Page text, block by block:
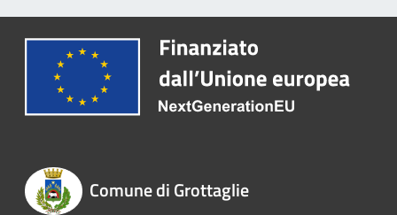
Comune di Grottaglie